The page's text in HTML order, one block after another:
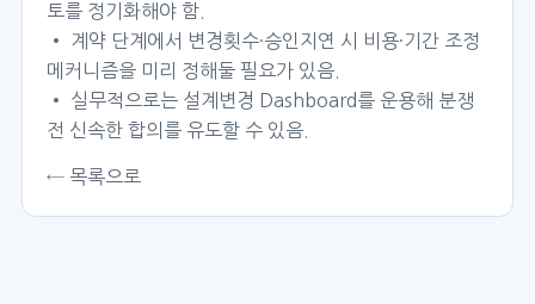
토를 정기화해야 함.
• 계약 단계에서 변경횟수·승인지연 시 비용·기간 조정
메커니즘을 미리 정해둘 필요가 있음.
• 실무적으로는 설계변경 Dashboard를 운용해 분쟁
전 신속한 합의를 유도할 수 있음.
← 목록으로